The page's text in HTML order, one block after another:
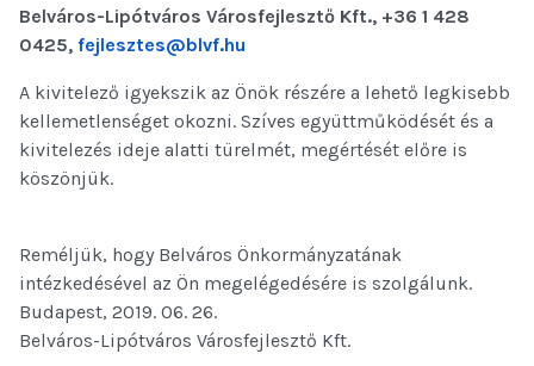
Belváros-Lipótváros Városfejlesztő Kft., +36 1 428
0425, fejlesztes@blvf.hu
A kivitelező igyekszik az Önök részére a lehető legkisebb
kellemetlenséget okozni. Szíves együttműködését és a
kivitelezés ideje alatti türelmét, megértését előre is
köszönjük.
Reméljük, hogy Belváros Önkormányzatának
intézkedésével az Ön megelégedésére is szolgálunk.
Budapest, 2019. 06. 26.
Belváros-Lipótváros Városfejlesztő Kft.